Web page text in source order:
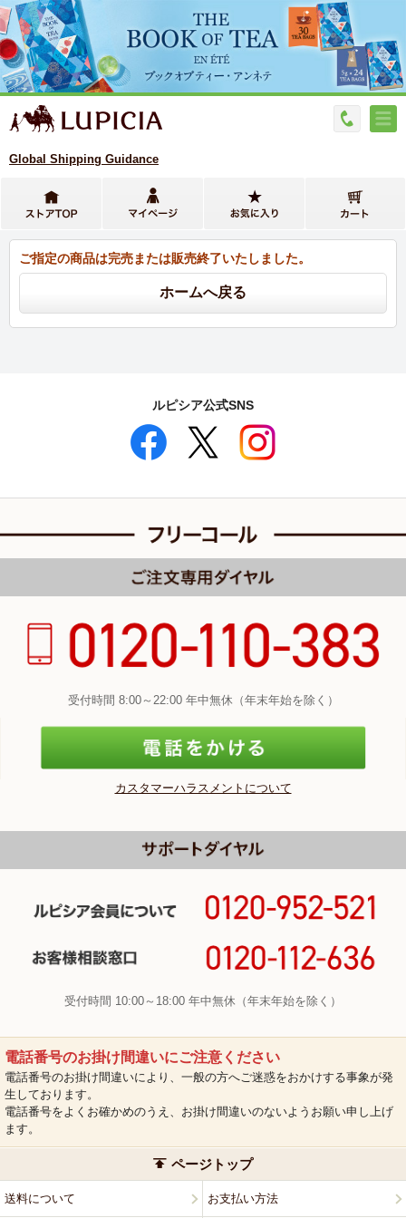
Global Shipping Guidance
ご指定の商品は完売または販売終了いたしました。
ルピシア公式SNS
受付時間 8:00～22:00 年中無休（年末年始を除く）
カスタマーハラスメントについて
受付時間 10:00～18:00 年中無休（年末年始を除く）
電話番号のお掛け間違いにご注意ください
電話番号のお掛け間違いにより、一般の方へご迷惑をおかけする事象が発
生しております。
電話番号をよくお確かめのうえ、お掛け間違いのないようお願い申し上げ
ます。
ページトップ
送料について お支払い方法